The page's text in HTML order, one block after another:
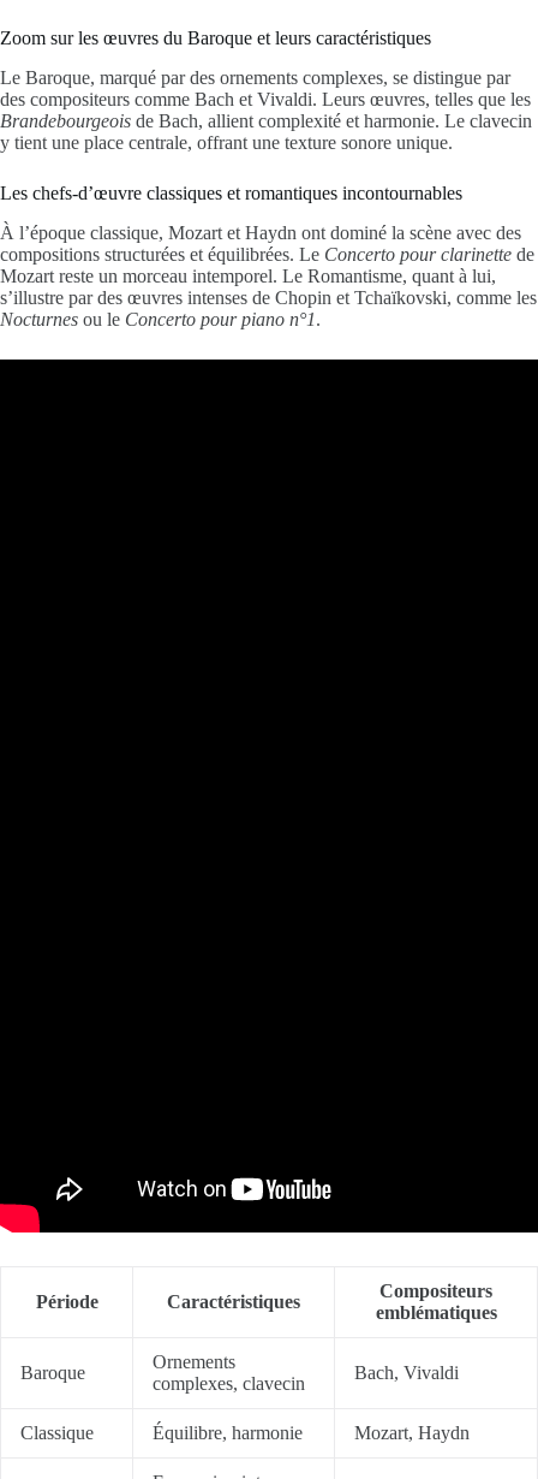
Zoom sur les œuvres du Baroque et leurs caractéristiques
Le Baroque, marqué par des ornements complexes, se distingue par
des compositeurs comme Bach et Vivaldi. Leurs œuvres, telles que les
Brandebourgeois de Bach, allient complexité et harmonie. Le clavecin
y tient une place centrale, offrant une texture sonore unique.
Les chefs-d’œuvre classiques et romantiques incontournables
À l’époque classique, Mozart et Haydn ont dominé la scène avec des
compositions structurées et équilibrées. Le Concerto pour clarinette de
Mozart reste un morceau intemporel. Le Romantisme, quant à lui,
s’illustre par des œuvres intenses de Chopin et Tchaïkovski, comme les
Nocturnes ou le Concerto pour piano n°1.
Période Caractéristiques
Compositeurs
emblématiques
Baroque
Ornements
complexes, clavecin
Bach, Vivaldi
Classique Équilibre, harmonie Mozart, Haydn